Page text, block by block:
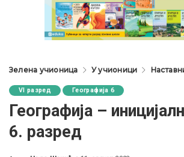
Зелена учионица У учионици
VI разред Географија 6
Географија –
6. разред